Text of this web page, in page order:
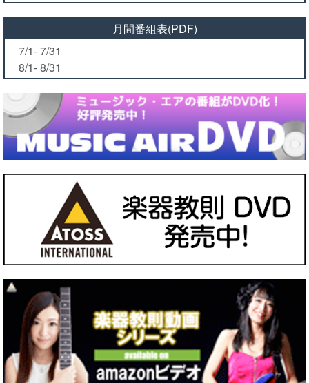
月間番組表(PDF)
7/1- 7/31
8/1- 8/31